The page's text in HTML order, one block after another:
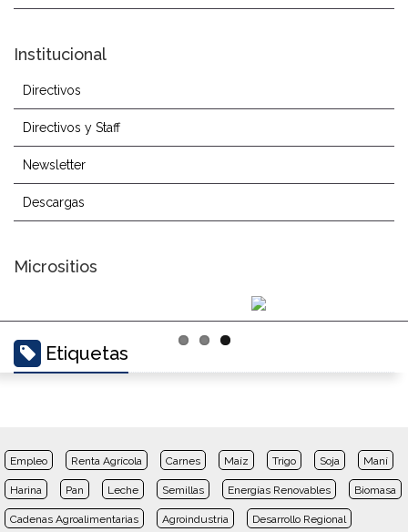
Institucional
Directivos
Directivos y Staff
Newsletter
Descargas
Micrositios
Etiquetas
Empleo Renta Agrícola Carnes Maíz Trigo Soja Maní
Harina Pan Leche Semillas Energías Renovables Biomasa
Cadenas Agroalimentarias Agroindustria Desarrollo Regional